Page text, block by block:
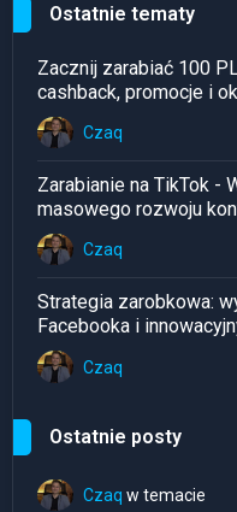
Ostatnie tematy
Zacznij zarabiać 100
cashback, promocje i
Czaq
Zarabianie na TikTok -
masowego rozwoju
Czaq
Strategia zarobkowa:
Facebooka i
Czaq
Ostatnie posty
Czaq w temacie